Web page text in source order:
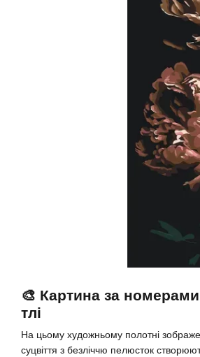
🎨 Картина за
тлі
На цьому художньому полотні
суцвіття з безліччю пелюсток